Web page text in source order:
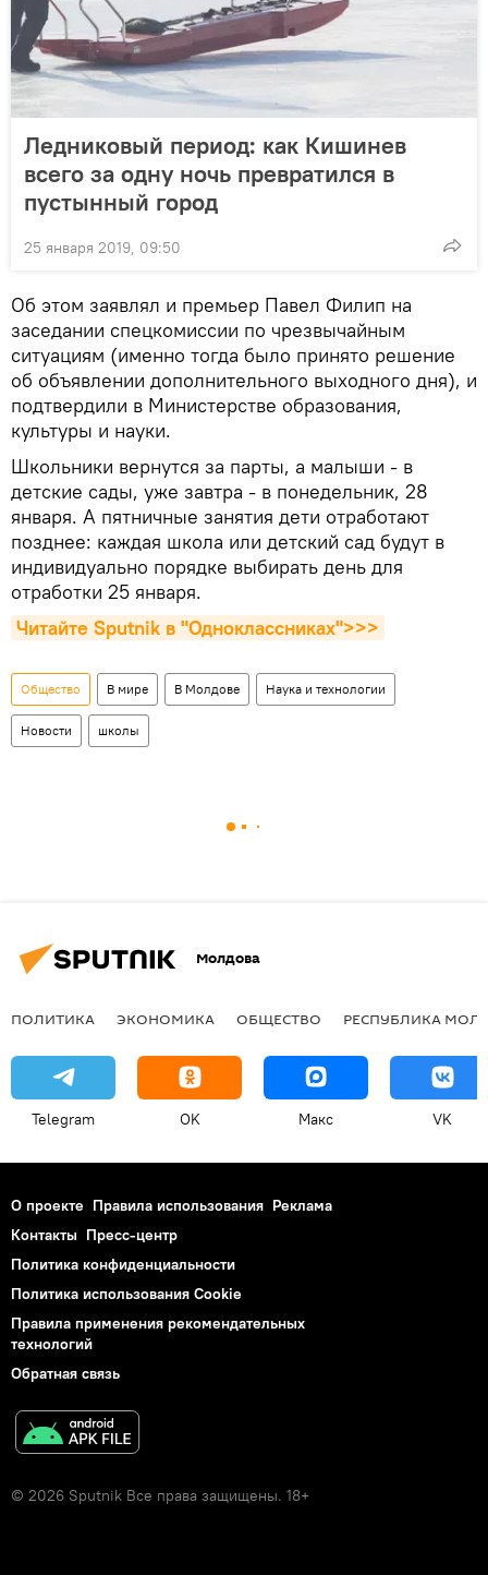
Ледниковый период: как Кишинев
всего за одну ночь превратился в
пустынный город
25 января 2019, 09:50
Об этом заявлял и премьер Павел Филип на
заседании спецкомиссии по чрезвычайным
ситуациям (именно тогда было принято решение
об объявлении дополнительного выходного дня), и
подтвердили в Министерстве образования,
культуры и науки.
Школьники вернутся за парты, а малыши - в
детские сады, уже завтра - в понедельник, 28
января. А пятничные занятия дети отработают
позднее: каждая школа или детский сад будут в
индивидуально порядке выбирать день для
отработки 25 января.
Читайте Sputnik в "Одноклассниках">>>
Общество В мире В Молдове Наука и технологии
Новости школы
Молдова
ПОЛИТИКА ЭКОНОМИКА ОБЩЕСТВО РЕСПУБЛИКА
Telegram OK Макс VK
О проекте Правила использования Реклама
Контакты Пресс-центр
Политика конфиденциальности
Политика использования Cookie
Правила применения рекомендательных
технологий
Обратная связь
© 2026 Sputnik Все права защищены. 18+